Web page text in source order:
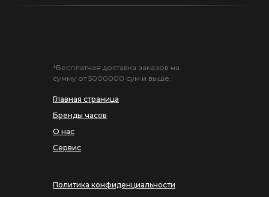
Главная страница
Бренды часов
О нас
Сервис
¹Бесплатная доставка заказов на
сумму от 5000000 сум и выше.
Политика конфиденциальности